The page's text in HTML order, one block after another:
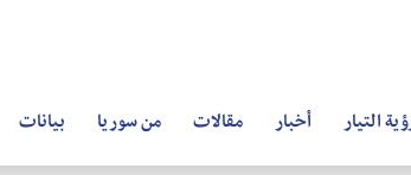
التيار أخبار مقالات من سوريا بيانات